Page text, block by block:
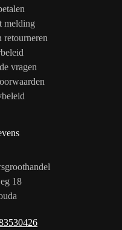
melding
retourneren
vragen
18